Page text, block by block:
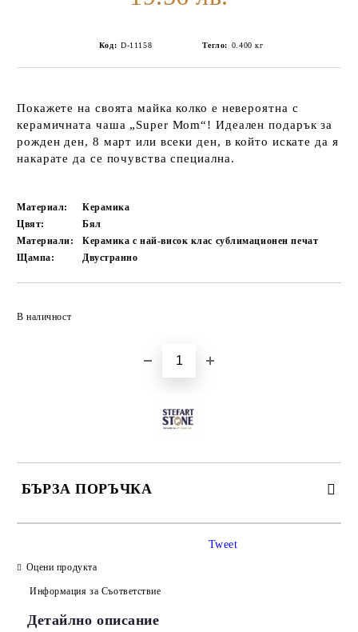
Код: D-11158 Тегло: 0.400 кг
Покажете на своята майка колко е невероятна с
керамичната чаша „Super Mom“! Идеален подарък за
рожден ден, 8 март или всеки ден, в който искате да я
накарате да се почувства специална.
Материал:
Керамика
Цвят:
Бял
Материали:
Керамика с най-висок клас сублимационен печат
Щампа:
Двустранно
В наличност
БЪРЗА ПОРЪЧКА
Tweet
Оцени продукта
Информация за Съответствие
Детайлно описание